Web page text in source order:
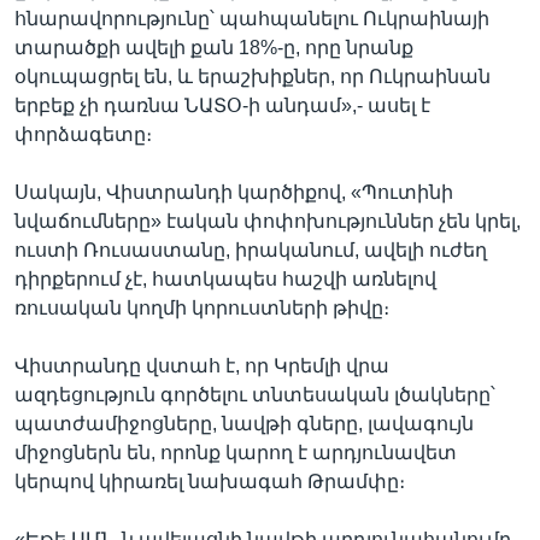
հնարավորությունը՝ պահպանելու Ուկրաինայի
տարածքի ավելի քան 18%-ը, որը նրանք
օկուպացրել են, և երաշխիքներ, որ Ուկրաինան
երբեք չի դառնա ՆԱՏՕ-ի անդամ»,- ասել է
փորձագետը։
Սակայն, Վիստրանդի կարծիքով, «Պուտինի
նվաճումները» էական փոփոխություններ չեն կրել,
ուստի Ռուսաստանը, իրականում, ավելի ուժեղ
դիրքերում չէ, հատկապես հաշվի առնելով
ռուսական կողմի կորուստների թիվը։
Վիստրանդը վստահ է, որ Կրեմլի վրա
ազդեցություն գործելու տնտեսական լծակները՝
պատժամիջոցները, նավթի գները, լավագույն
միջոցներն են, որոնք կարող է արդյունավետ
կերպով կիրառել նախագահ Թրամփը։